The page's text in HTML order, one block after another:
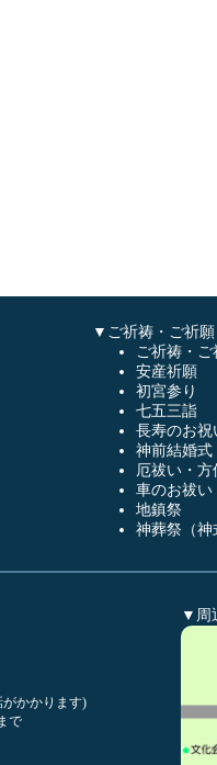
▼ご祈祷・ご祈願
ご祈祷・
安産祈願
初宮参り
七五三詣
長寿のお祝
神前結婚式
厄祓い・方
車のお祓い
地鎮祭
神葬祭（神
かかります)
で
▼周